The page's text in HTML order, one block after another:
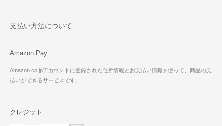
支払い方法について
Amazon Pay
Amazon.co.jpアカウントに登録された住所情報とお支払い情報を使って、商品の支
払いができるサービスです。
クレジット